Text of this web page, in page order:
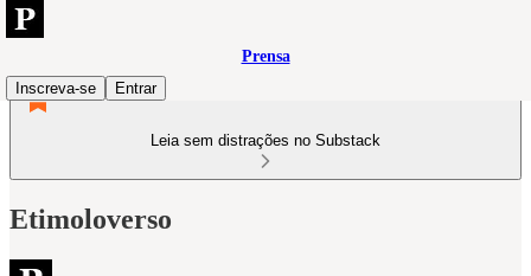
Prensa
Inscreva-se
Entrar
Leia sem distrações no Substack
Etimoloverso